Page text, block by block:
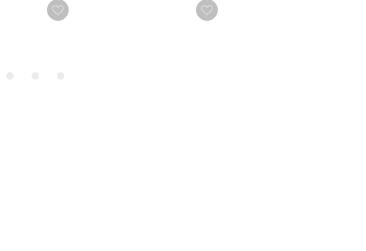
録する お気に入りに登録する お気に入りに登録する